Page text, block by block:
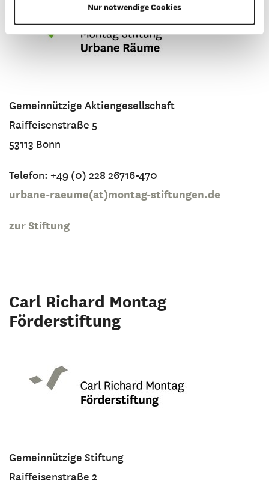
Nur notwendige Cookies
Gemeinnützige Aktiengesellschaft
Raiffeisenstraße 5
53113 Bonn
Telefon: +49 (0) 228 26716-470
urbane-raeume(at)montag-stiftungen.de
zur Stiftung
Carl Richard Montag
Förderstiftung
Gemeinnützige Stiftung
Raiffeisenstraße 2